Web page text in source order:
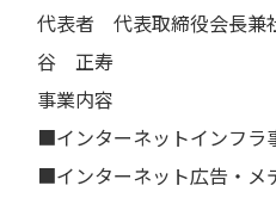
代表者 代表取締役会長
谷 正寿
事業内容
■インターネットインフラ
■インターネット広告・メ